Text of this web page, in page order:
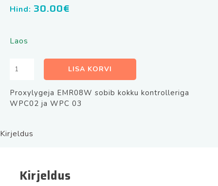
Hind: 30.00€
Laos
Proxykaardilugeja
08W
125KHZ
LISA KORVI
Proxylygeja EMR08W sobib kokku kontrolleriga
WPC02 ja WPC 03
Kirjeldus
Kirjeldus